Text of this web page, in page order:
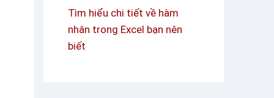
Tìm hiểu chi tiết về hàm
nhân trong Excel bạn nên
biết